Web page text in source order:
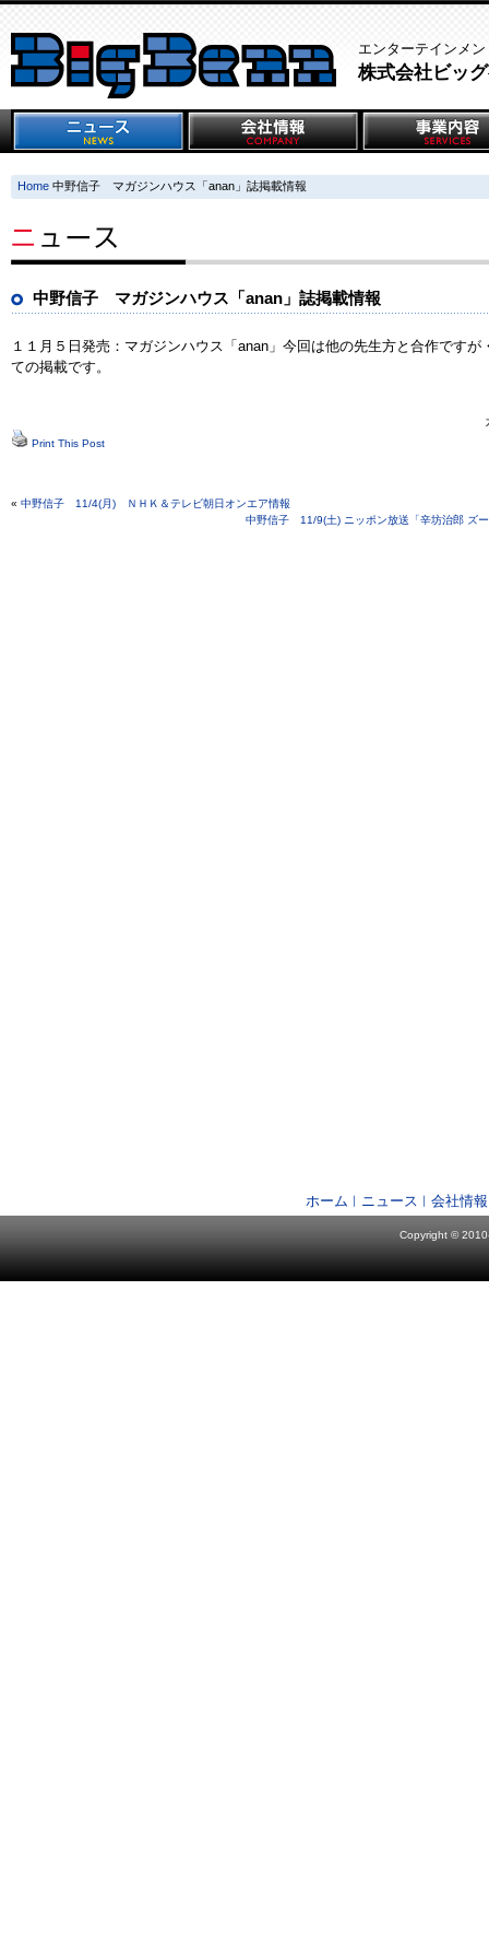
エンターテインメ
株式会社ビッ
Home 中野信子 マガジンハウス「anan」誌掲載情報
中野信子 マガジンハウス「anan」誌掲載情報
１１月５日発売：マガジンハウス「anan」今回は他の先生方と合作です
ての掲載です。
Print This Post
« 中野信子 11/4(月) ＮＨＫ＆テレビ朝日オンエア情報
中野信子 11/9(土) ニッポン放送「辛坊治郎 ズ
ホーム ニュース 会社情報
Copyright ©